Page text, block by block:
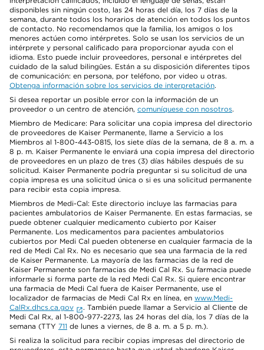
disponibles sin ningún costo, las 24 horas del día, los 7 días de la
semana, durante todos los horarios de atención en todos los puntos
de contacto. No recomendamos que la familia, los amigos o los
menores actúen como intérpretes. Solo se usan los servicios de un
intérprete y personal calificado para proporcionar ayuda con el
idioma. Esto puede incluir proveedores, personal e intérpretes del
cuidado de la salud bilingües. Están a su disposición diferentes tipos
de comunicación: en persona, por teléfono, por video u otras.
Obtenga información sobre los servicios de interpretación.
Si desea reportar un posible error con la información de un
proveedor o un centro de atención, comuníquese con nosotros.
Miembro de Medicare: Para solicitar una copia impresa del directorio
de proveedores de Kaiser Permanente, llame a Servicio a los
Miembros al 1-800-443-0815, los siete días de la semana, de 8 a. m. a
8 p. m. Kaiser Permanente le enviará una copia impresa del directorio
de proveedores en un plazo de tres (3) días hábiles después de su
solicitud. Kaiser Permanente podría preguntar si su solicitud de una
copia impresa es una solicitud única o si es una solicitud permanente
para recibir esta copia impresa.
Miembros de Medi-Cal: Este directorio incluye las farmacias para
pacientes ambulatorios de Kaiser Permanente. En estas farmacias, se
puede obtener cualquier medicamento cubierto por Kaiser
Permanente. Los medicamentos para pacientes ambulatorios
cubiertos por Medi Cal pueden obtenerse en cualquier farmacia de la
red de Medi Cal Rx. No es necesario que sea una farmacia de la red
de Kaiser Permanente. La mayoría de las farmacias de la red de
Kaiser Permanente son farmacias de Medi Cal Rx. Su farmacia puede
informarle si forma parte de la red Medi Cal Rx. Si quiere encontrar
una farmacia de Medi Cal fuera de Kaiser Permanente, use el
localizador de farmacias de Medi Cal Rx en línea, en www.Medi-
CalRx.dhcs.ca.gov
. También puede llamar a Servicio al Cliente de
Medi Cal Rx, al 1-800-977-2273, las 24 horas del día, los 7 días de la
semana (TTY 711 de lunes a viernes, de 8 a. m. a 5 p. m.).
Si realiza la solicitud para recibir copias impresas del directorio de